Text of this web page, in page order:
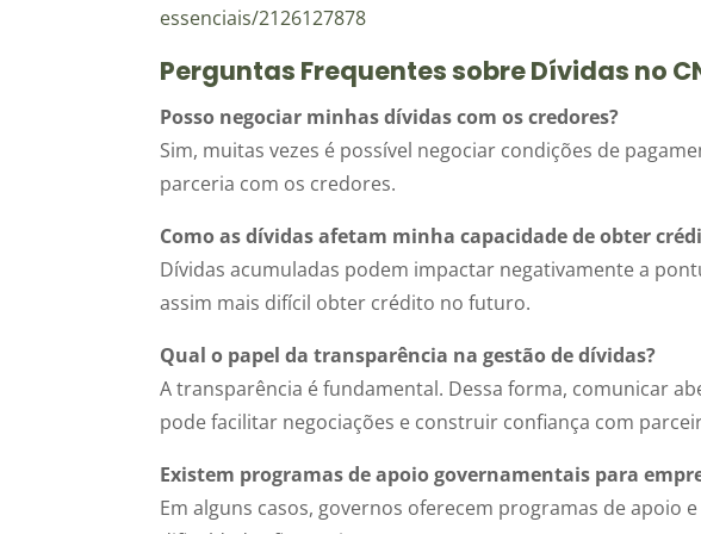
essenciais/2126127878
Perguntas Frequentes sobre Dívidas no
Posso negociar minhas dívidas com os credores?
Sim, muitas vezes é possível negociar condições de
parceria com os credores.
Como as dívidas afetam minha capacidade de obter
Dívidas acumuladas podem impactar negativamente a
assim mais difícil obter crédito no futuro.
Qual o papel da transparência na gestão de dívidas?
A transparência é fundamental. Dessa forma, comunicar
pode facilitar negociações e construir confiança com
Existem programas de apoio governamentais para
Em alguns casos, governos oferecem programas de apoio